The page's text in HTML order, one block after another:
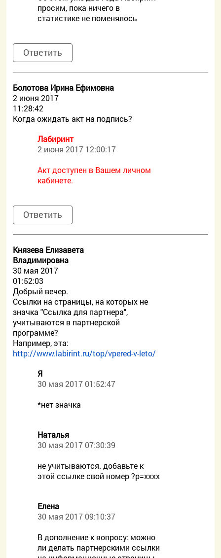
просим, пока ничего в
статистике не поменялось
Ответить
Болотова Ирина Ефимовна
2 июня 2017
11:28:42
Когда ожидать акт на подпись?
Лабиринт
2 июня 2017 12:00:17
Акт доступен в Вашем личном
кабинете.
Ответить
Князева Елизавета
Владимировна
30 мая 2017
01:52:03
Добрый вечер.
Ссылки на страницы, на которых не
значка "Ссылка для партнера",
учитываются в партнерской
программе?
Например, эта:
http://www.labirint.ru/top/vpered-v-leto/
Я
30 мая 2017 01:52:47
*нет значка
Наталья
30 мая 2017 07:30:39
не учитываются. добавьте к
этой ссылке свой номер ?p=хххх
Елена
30 мая 2017 09:10:37
В дополнение к вопросу: можно
ли делать партнерскими ссылки